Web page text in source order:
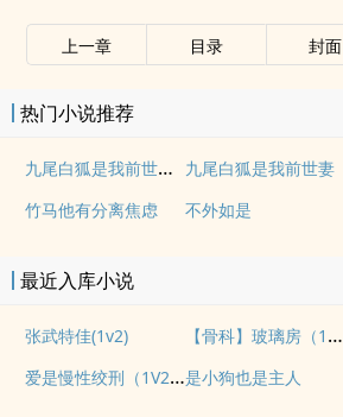
上一章 目录 封面
热门小说推荐
九尾白狐是我前世妻（futa 百合） 九尾白狐是我前世妻
竹马他有分离焦虑 不外如是
最近入库小说
张武特佳(1v2) 【骨科】玻璃房（1v2H）
爱是慢性绞刑（1V2，高H，bg，sc，伪骨科）是小狗也是主人